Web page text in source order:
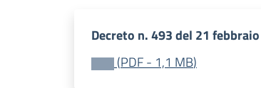
Decreto n. 493 del 21
(PDF- 1,1 MB)